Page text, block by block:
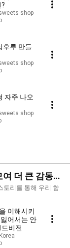
게 weird sweets shop
후루 만들
게 weird sweets shop
자주 나오
게 weird sweets shop
더 큰 감동으
토리를 통해 우리 함
이해시키
어서는 안
비전